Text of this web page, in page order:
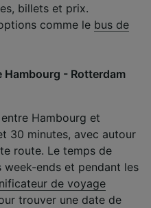
billets et prix.
comme le bus de
- Rotterdam
Hambourg et
30 minutes, avec autour
route. Le temps de
ends et pendant les
de voyage
trouver une date de